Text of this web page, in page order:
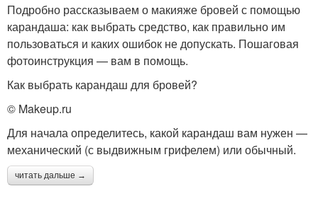
Подробно рассказываем о макияже бровей с помощью
карандаша: как выбрать средство, как правильно им
пользоваться и каких ошибок не допускать. Пошаговая
фотоинструкция — вам в помощь.
Как выбрать карандаш для бровей?
© Makeup.ru
Для начала определитесь, какой карандаш вам нужен —
механический (с выдвижным грифелем) или обычный.
читать дальше →